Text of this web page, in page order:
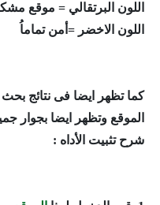
اللون البرتقالي = موقع مشكوك
اللون الاخضر =أمن تماماُ
كما تظهر ايضا فى نتائج
الموقع وتظهر ايضا بجوار
شرح تثبيت الأداه :